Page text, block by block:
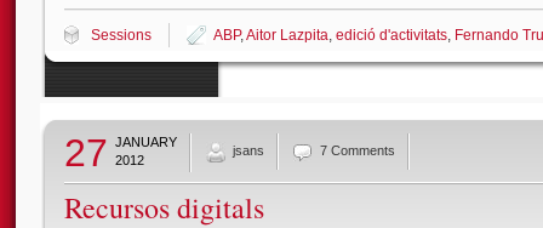
Sessions ABP,Aitor Lazpita, edició d'activitats, Fernando
27 JANUARY
2012
jsans 7 Comments
Recursos digitals